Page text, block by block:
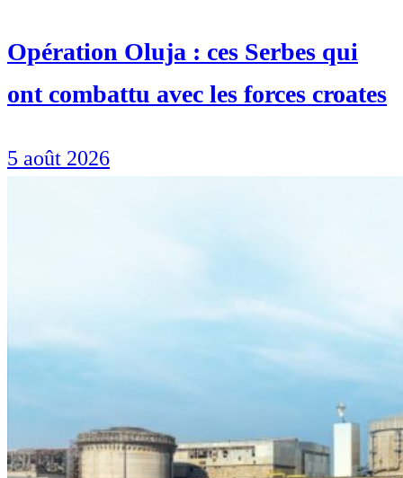
Opération Oluja : ces Serbes qui
ont combattu avec les forces croates
5 août 2026